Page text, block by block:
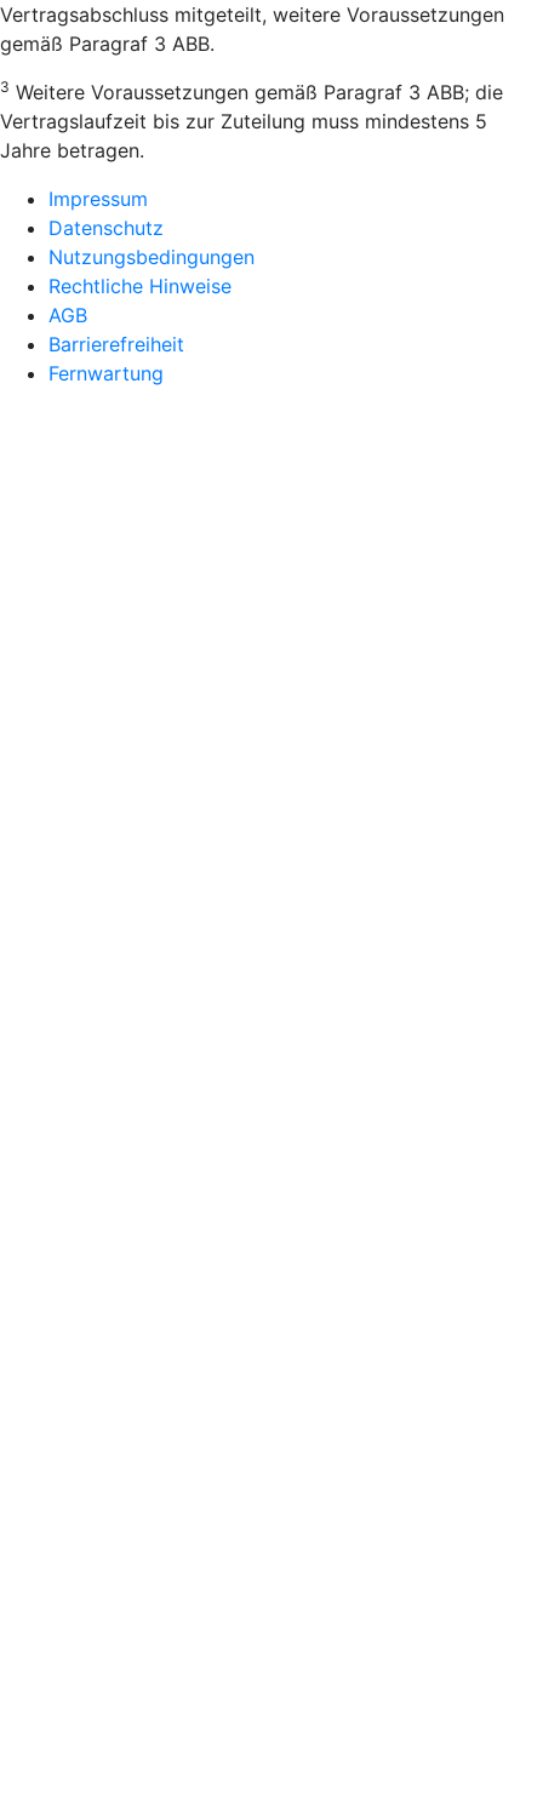
Vertragsabschluss mitgeteilt, weitere Voraussetzungen
gemäß Paragraf 3 ABB.
3 Weitere Voraussetzungen gemäß Paragraf 3 ABB; die
Vertragslaufzeit bis zur Zuteilung muss mindestens 5
Jahre betragen.
Impressum
Datenschutz
Nutzungsbedingungen
Rechtliche Hinweise
AGB
Barrierefreiheit
Fernwartung